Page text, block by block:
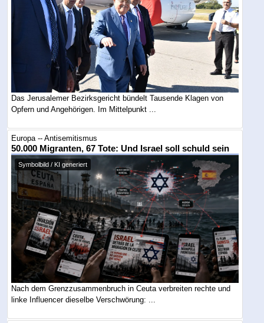
Das Jerusalemer Bezirksgericht bündelt Tausende Klagen von
Opfern und Angehörigen. Im Mittelpunkt ...
Europa -- Antisemitismus
50.000 Migranten, 67 Tote: Und Israel soll schuld sein
Symbolbild / KI generiert
Nach dem Grenzzusammenbruch in Ceuta verbreiten rechte und
linke Influencer dieselbe Verschwörung: ...